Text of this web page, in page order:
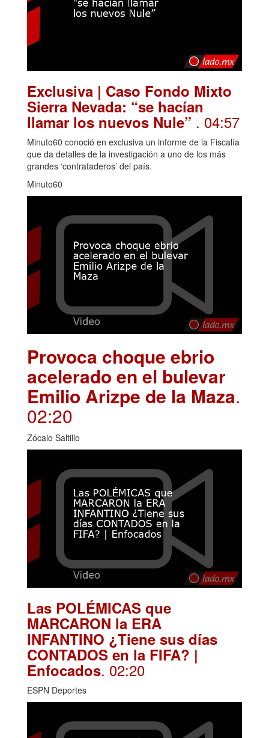
Exclusiva | Caso Fondo Mixto
Sierra Nevada: “se hacían
llamar los nuevos Nule” . 04:57
Minuto60 conoció en exclusiva un informe de la Fiscalía
que da detalles de la investigación a uno de los más
grandes ‘contrataderos’ del país.
Minuto60
Provoca choque ebrio
acelerado en el bulevar
Emilio Arizpe de la Maza.
02:20
Zócalo Saltillo
Las POLÉMICAS que
MARCARON la ERA
INFANTINO ¿Tiene sus días
CONTADOS en la FIFA? |
Enfocados. 02:20
ESPN Deportes